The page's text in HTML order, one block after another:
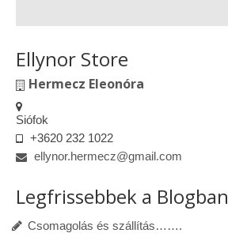
Ellynor Store
Hermecz Eleonóra
Siófok
+3620 232 1022
ellynor.hermecz@gmail.com
Legfrissebbek a Blogban
Csomagolás és szállítás…….